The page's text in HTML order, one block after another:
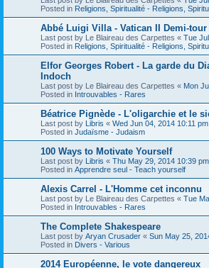
Posted in Religions, Spiritualité - Religions,
Abbé Luigi Villa - Vatican II Demi-tour
Last post by Le Blaireau des Carpettes « Tue
Posted in Religions, Spiritualité - Religions,
Elfor Georges Robert - La garde du
Indoch
Last post by Le Blaireau des Carpettes « Mon
Posted in Introuvables - Rares
Béatrice Pignède - L'oligarchie et le
Last post by Libris « Wed Jun 04, 2014 10:11 pm
Posted in Judaïsme - Judaism
100 Ways to Motivate Yourself
Last post by Libris « Thu May 29, 2014 10:39 pm
Posted in Apprendre seul - Teach yourself
Alexis Carrel - L'Homme cet inconnu
Last post by Le Blaireau des Carpettes « Tue
Posted in Introuvables - Rares
The Complete Shakespeare
Last post by Aryan Crusader « Sun May 25,
Posted in Divers - Various
2014 Européenne, le vote dangereux